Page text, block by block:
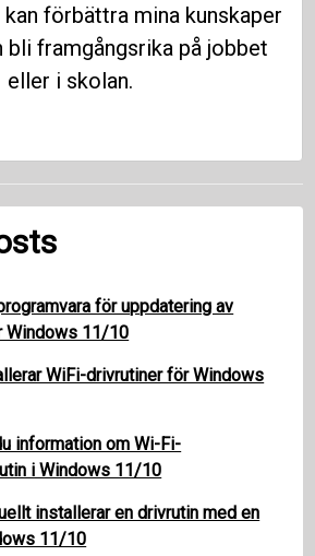
förbättra mina kunskaper
bli framgångsrika på jobbet
eller i skolan.
för uppdatering av
Windows 11/10
WiFi-drivrutiner för Windows
information om Wi-Fi-
i Windows 11/10
installerar en drivrutin med en
11/10